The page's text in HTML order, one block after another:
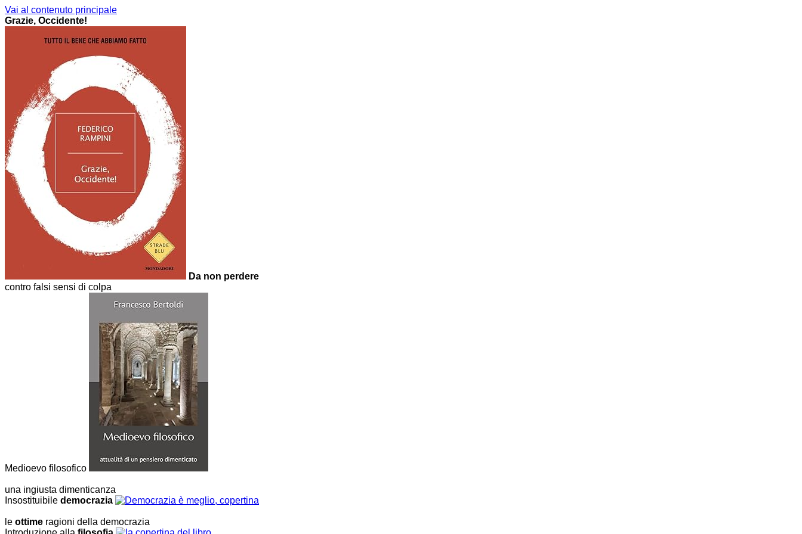
Vai al contenuto principale
Grazie, Occidente!
Da non perdere
contro falsi sensi di colpa
Medioevo filosofico
una ingiusta dimenticanza
Insostituibile democrazia
le ottime ragioni della democrazia